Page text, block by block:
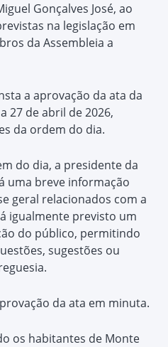
Gonçalves José, ao
na legislação em
da Assembleia a
a aprovação da ata da
27 de abril de 2026,
da ordem do dia.
do dia, a presidente da
uma breve informação
geral relacionados com a
igualmente previsto um
do público, permitindo
sugestões ou
da ata em minuta.
os habitantes de Monte